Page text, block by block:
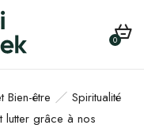
0
Bien-être
Spiritualité
lutter grâce à nos